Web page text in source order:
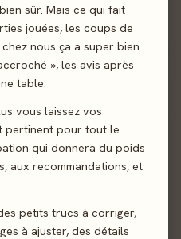
sûr. Mais ce qui fait
jouées, les coups de
nous ça a super bien
», les avis après
table.
vous laissez vos
pertinent pour tout le
qui donnera du poids
aux recommandations, et
petits trucs à corriger,
à ajuster, des détails
vous pouvez
des trains ou des
paysage que vous créez, à
sur vos tuiles. Les actions
à l'autre, vous devez donc
chaque nouveau placement
plus vous gagnez de points.
des points bonus à la fin
dans un grand rectangle
des séries de trois tuiles